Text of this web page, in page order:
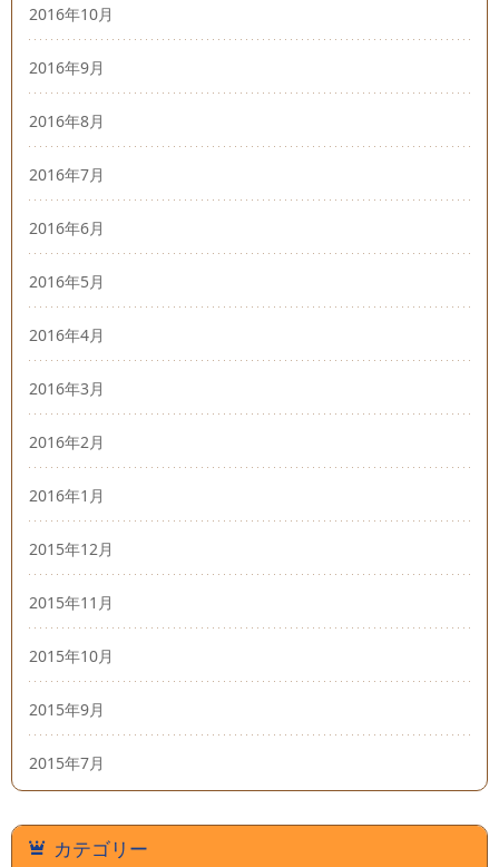
2016年10月
2016年9月
2016年8月
2016年7月
2016年6月
2016年5月
2016年4月
2016年3月
2016年2月
2016年1月
2015年12月
2015年11月
2015年10月
2015年9月
2015年7月
カテゴリー